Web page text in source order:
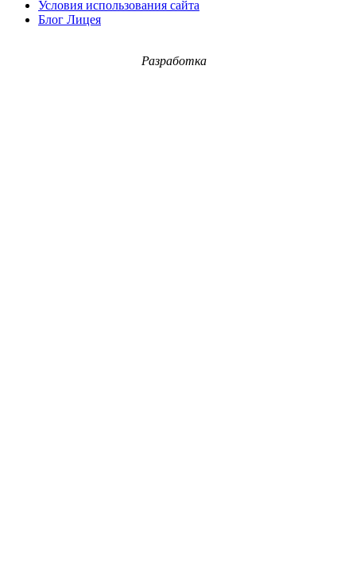
Условия использования сайта
Блог Лицея
Разработка